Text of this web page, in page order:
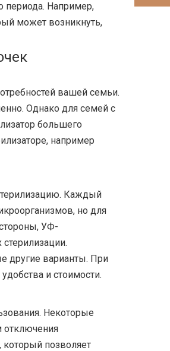
периода. Например,
может возникнуть,
вашей семьи.
Однако для семей с
большего
например
Каждый
но для
УФ-
другие варианты. При
и стоимости.
Некоторые
отключения
который позволяет